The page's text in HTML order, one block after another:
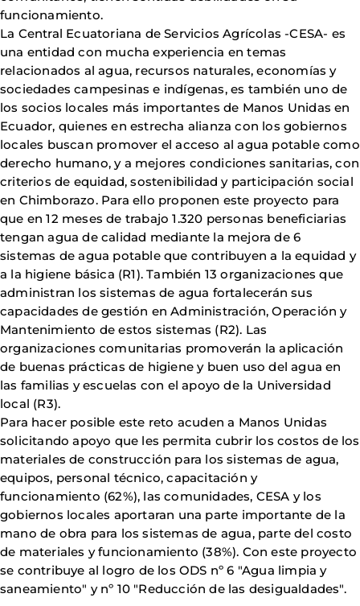
funcionamiento.
La Central Ecuatoriana de Servicios Agrícolas -CESA- es
una entidad con mucha experiencia en temas
relacionados al agua, recursos naturales, economías y
sociedades campesinas e indígenas, es también uno de
los socios locales más importantes de Manos Unidas en
Ecuador, quienes en estrecha alianza con los gobiernos
locales buscan promover el acceso al agua potable como
derecho humano, y a mejores condiciones sanitarias, con
criterios de equidad, sostenibilidad y participación social
en Chimborazo. Para ello proponen este proyecto para
que en 12 meses de trabajo 1.320 personas beneficiarias
tengan agua de calidad mediante la mejora de 6
sistemas de agua potable que contribuyen a la equidad y
a la higiene básica (R1). También 13 organizaciones que
administran los sistemas de agua fortalecerán sus
capacidades de gestión en Administración, Operación y
Mantenimiento de estos sistemas (R2). Las
organizaciones comunitarias promoverán la aplicación
de buenas prácticas de higiene y buen uso del agua en
las familias y escuelas con el apoyo de la Universidad
local (R3).
Para hacer posible este reto acuden a Manos Unidas
solicitando apoyo que les permita cubrir los costos de los
materiales de construcción para los sistemas de agua,
equipos, personal técnico, capacitación y
funcionamiento (62%), las comunidades, CESA y los
gobiernos locales aportaran una parte importante de la
mano de obra para los sistemas de agua, parte del costo
de materiales y funcionamiento (38%). Con este proyecto
se contribuye al logro de los ODS nº 6 "Agua limpia y
saneamiento" y nº 10 "Reducción de las desigualdades".